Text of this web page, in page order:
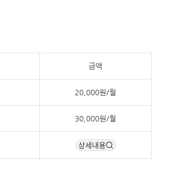
금액
20,000원/월
30,000원/월
상세내용